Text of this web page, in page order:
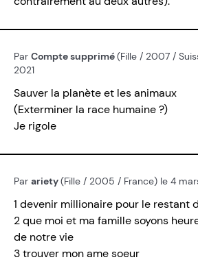
Par Compte supprimé(Fille / 2007 /
2021
Sauver la planète et les animaux
(Exterminer la race humaine ?)
Je rigole
Par ariety(Fille / 2005 / France) le 4
1 devenir millionaire pour le restant
2 que moi et ma famille soyons
de notre vie
3 trouver mon ame soeur